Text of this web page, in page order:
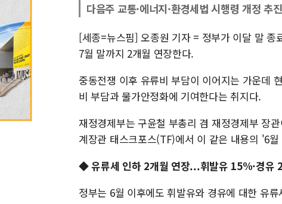
다음주 교통·에너지·환경세법 시행령 개정 추진
[세종=뉴스핌] 오종원 기자 = 정부가 이달 말
7월 말까지 2개월 연장한다.
중동전쟁 이후 유류비 부담이 이어지는 가운데
비 부담과 물가안정화에 기여한다는 취지다.
재정경제부는 구윤철 부총리 겸 재정경제부 장
계장관 태스크포스(TF)에서 이 같은 내용의 '6
◆ 유류세 인하 2개월 연장...휘발유 15%·경유
정부는 6월 이후에도 휘발유와 경유에 대한 유